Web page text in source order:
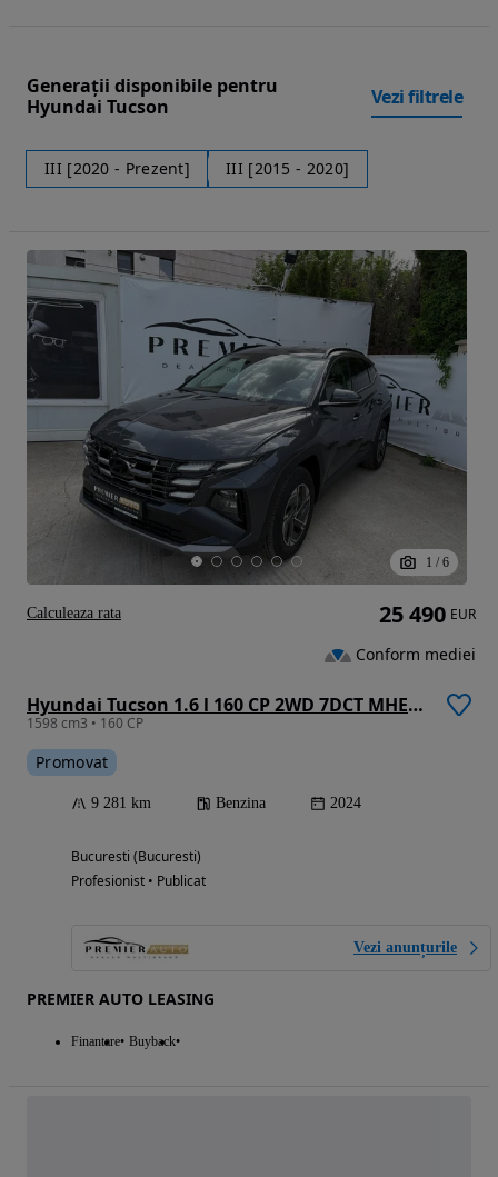
Generații disponibile pentru
Hyundai Tucson
Vezi filtrele
III [2020 - Prezent] III [2015 - 2020]
1 / 6
Hyundai Tucson 1.6 l 160 CP 2WD 7DCT MHEV Style
1598 cm3 • 160 CP
Promovat
9 281 km Benzina 2024
Bucuresti (Bucuresti)
Profesionist • Publicat
Vezi anunțurile
PREMIER AUTO LEASING
Finantare Buyback
25 490 EUR
Conform mediei
Calculeaza rata